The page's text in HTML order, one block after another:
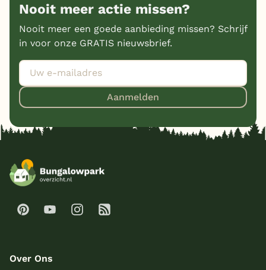
Blog
Onze e-boeken
Nooit meer actie missen?
Nooit meer een goede aanbieding missen? Schrijf
in voor onze GRATIS nieuwsbrief.
Aanmelden
Over Ons